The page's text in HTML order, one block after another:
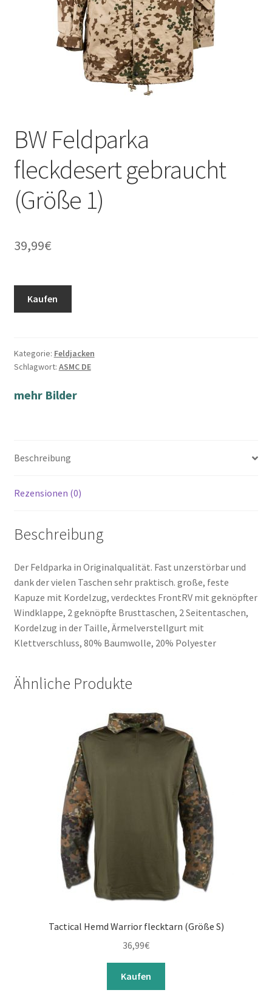
BW Feldparka
fleckdesert gebraucht
(Größe 1)
39,99€
Kaufen
Kategorie: Feldjacken
Schlagwort: ASMC DE
mehr Bilder
Beschreibung
Rezensionen (0)
Beschreibung
Der Feldparka in Originalqualität. Fast unzerstörbar und
dank der vielen Taschen sehr praktisch. große, feste
Kapuze mit Kordelzug, verdecktes FrontRV mit geknöpfter
Windklappe, 2 geknöpfte Brusttaschen, 2 Seitentaschen,
Kordelzug in der Taille, Ärmelverstellgurt mit
Klettverschluss, 80% Baumwolle, 20% Polyester
Ähnliche Produkte
Tactical Hemd Warrior flecktarn (Größe S)
36,99€
Kaufen